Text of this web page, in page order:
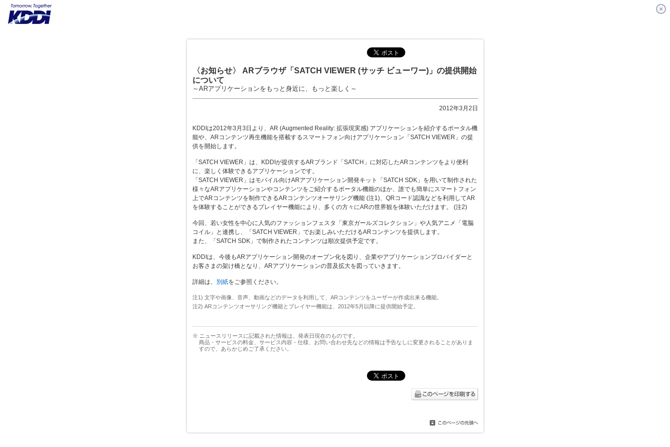
〈お知らせ〉 ARブラウザ「SATCH VIEWER (サッチ ビューワー)」の提供開始
について
～ARアプリケーションをもっと身近に、もっと楽しく～
2012年3月2日
KDDIは2012年3月3日より、AR (Augmented Reality: 拡張現実感) アプリケーションを紹介するポータル機
能や、ARコンテンツ再生機能を搭載するスマートフォン向けアプリケーション「SATCH VIEWER」の提
供を開始します。
「SATCH VIEWER」は、KDDIが提供するARブランド「SATCH」に対応したARコンテンツをより便利
に、楽しく体験できるアプリケーションです。
「SATCH VIEWER」はモバイル向けARアプリケーション開発キット「SATCH SDK」を用いて制作された
様々なARアプリケーションやコンテンツをご紹介するポータル機能のほか、誰でも簡単にスマートフォン
上でARコンテンツを制作できるARコンテンツオーサリング機能 (注1)、QRコード認識などを利用してAR
を体験することができるプレイヤー機能により、多くの方々にARの世界観を体験いただけます。 (注2)
今回、若い女性を中心に人気のファッションフェスタ「東京ガールズコレクション」や人気アニメ「電脳
コイル」と連携し、「SATCH VIEWER」でお楽しみいただけるARコンテンツを提供します。
また、「SATCH SDK」で制作されたコンテンツは順次提供予定です。
KDDIは、今後もARアプリケーション開発のオープン化を図り、企業やアプリケーションプロバイダーと
お客さまの架け橋となり、ARアプリケーションの普及拡大を図っていきます。
詳細は、 別紙をご参照ください。
注1) 文字や画像、音声、動画などのデータを利用して、ARコンテンツをユーザーが作成出来る機能。
注2) ARコンテンツオーサリング機能とプレイヤー機能は、2012年5月以降に提供開始予定。
※ ニュースリリースに記載された情報は、発表日現在のものです。
商品・サービスの料金、サービス内容・仕様、お問い合わせ先などの情報は予告なしに変更されることがありま
すので、あらかじめご了承ください。